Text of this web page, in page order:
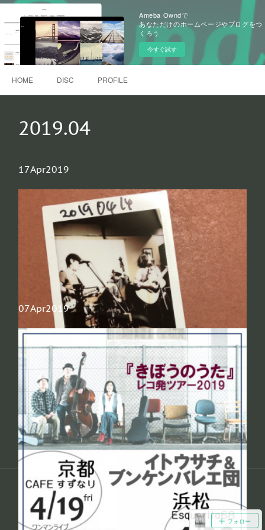
Ameba Owndで
あなただけのホームページやブログをつ
くろう
今すぐ試す
HOME DISC PROFILE
2019.04
17Apr2019
4.14自由が丘マルディグラ 御礼
先日のツーマンライブ@マルディグラ、無事終了！初めて観てくださっ
たお客さまも多い中、とても温かい雰囲気で楽しく演奏することができ
ました。ありがとうございました！‪そして共演の吉永政巳withBAND…
07Apr2019
フォロー
Copyright ©2026 イトウサチ&ブンケンバレエ団 official.
Powered by 無料でホームページをつくろう